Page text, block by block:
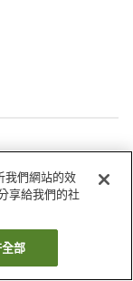
我們網站的效
享給我們的社
部